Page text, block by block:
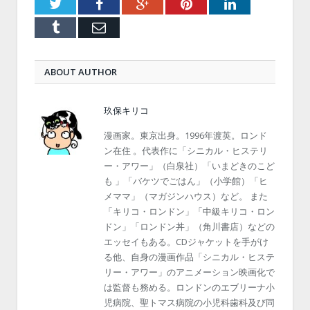
TwitterFacebookGoogle+PinterestLinkedIn
Tumblr Email
ABOUT AUTHOR
玖保キリコ
漫画家。東京出身。1996年渡英。ロンド
ン在住 。代表作に「シニカル・ヒステリ
ー・アワー」（白泉社）「いまどきのこど
も 」「バケツでごはん」（小学館）「ヒ
メママ」（マガジンハウス）など。 また
「キリコ・ロンドン」「中級キリコ・ロン
ドン」「ロンドン丼」（角川書店）などの
エッセイもある。CDジャケットを手がけ
る他、自身の漫画作品「シニカル・ヒステ
リー・アワー」のアニメーション映画化で
は監督も務める。ロンドンのエブリーナ小
児病院、聖トマス病院の小児科歯科及び同